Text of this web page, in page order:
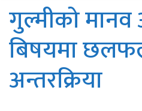
गुल्मीको
बिषयमा
अन्तरक्रिया